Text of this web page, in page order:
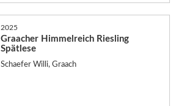
2025
Graacher Himmelreich Riesling
Spätlese
Schaefer Willi, Graach